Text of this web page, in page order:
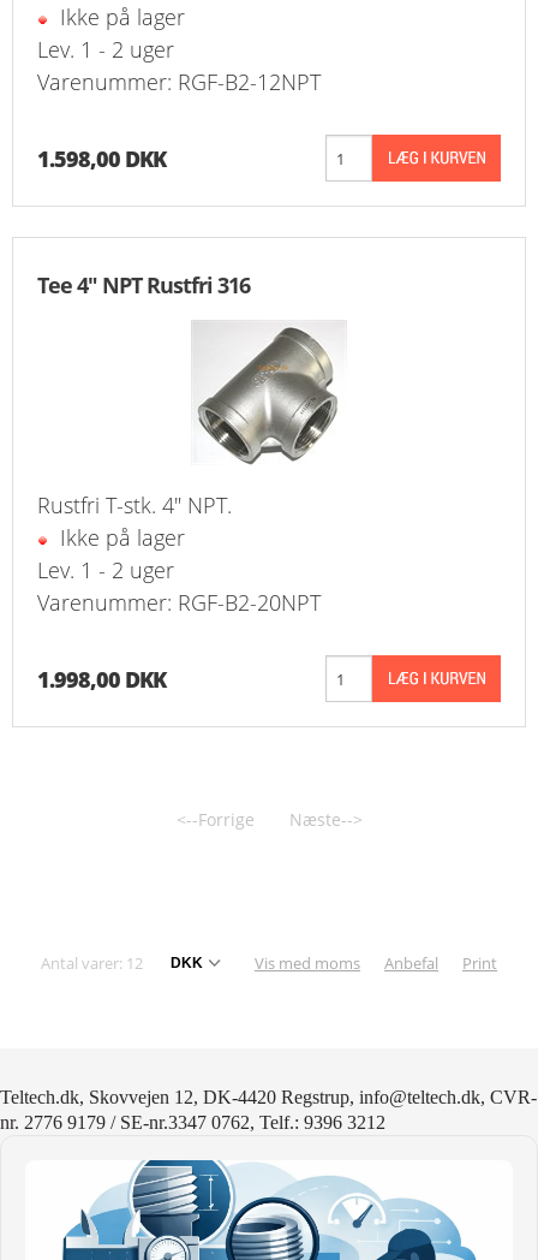
Ikke på lager
Lev. 1 - 2 uger
Varenummer: RGF-B2-12NPT
1.598,00 DKK
Tee 4" NPT Rustfri 316
Rustfri T-stk. 4" NPT.
Ikke på lager
Lev. 1 - 2 uger
Varenummer: RGF-B2-20NPT
1.998,00 DKK
<--Forrige Næste-->
Antal varer: 12 Vis med moms Anbefal Print
Teltech.dk, Skovvejen 12, DK-4420 Regstrup, info@teltech.dk, CVR-
nr. 2776 9179 / SE-nr.3347 0762, Telf.: 9396 3212